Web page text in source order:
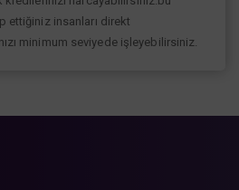
ettiğiniz insanları direkt
minimum seviyede işleyebilirsiniz.